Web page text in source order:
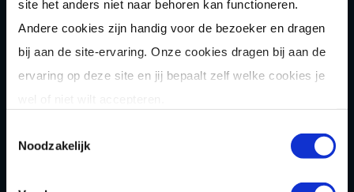
site het anders niet naar behoren kan functioneren.
Andere cookies zijn handig voor de bezoeker en dragen
bij aan de site-ervaring. Onze cookies dragen bij aan de
ervaring op deze site en jij bepaalt zelf welke cookies je
Noodzakelijk
Laser gamen
Shuffleboarden
Pixel Play